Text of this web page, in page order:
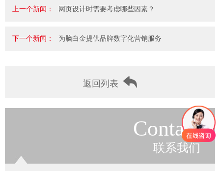
上一个新闻： 网页设计时需要考虑哪些因素？
下一个新闻： 为脑白金提供品牌数字化营销服务
返回列表
Contact
联系我们